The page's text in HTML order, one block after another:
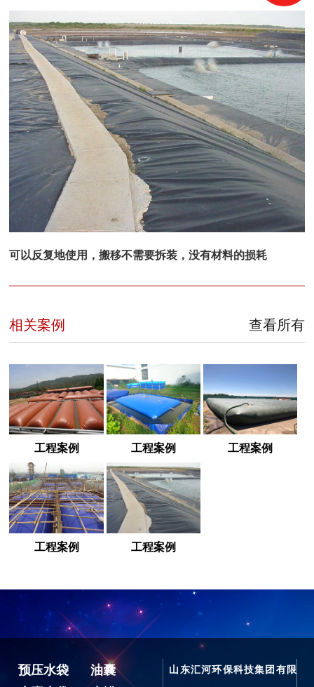
可以反复地使用，搬移不需要拆装，没有材料的损耗
查看所有
相关案例
工程案例 工程案例 工程案例
工程案例 工程案例
预压水袋
油囊
山东汇河环保科技集团有限